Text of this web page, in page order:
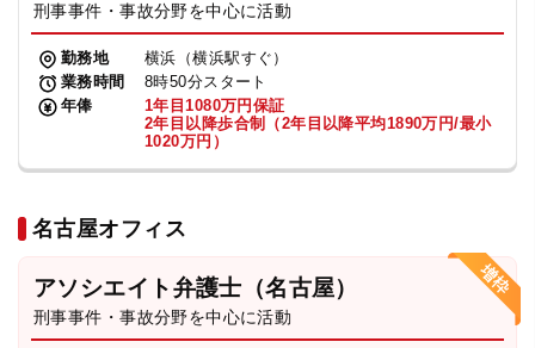
刑事事件・事故分野を中心に活動
勤務地
横浜（横浜駅すぐ）
業務時間
8時50分スタート
年俸
1年目1080万円保証
2年目以降歩合制（2年目以降平均1890万円/最小
1020万円）
名古屋オフィス
アソシエイト弁護士（名古屋）
刑事事件・事故分野を中心に活動